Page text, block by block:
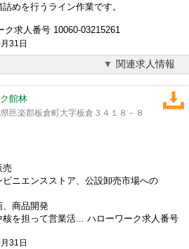
めを行うライン作業です。
求人番号 10060-03215261
31日
関連求人情報
館林
邑楽郡板倉町大字板倉３４１８－８
売
ビニエンスストア、公設卸売市場への
、商品開発
核を担って営業活... ハローワーク求人番号
31日